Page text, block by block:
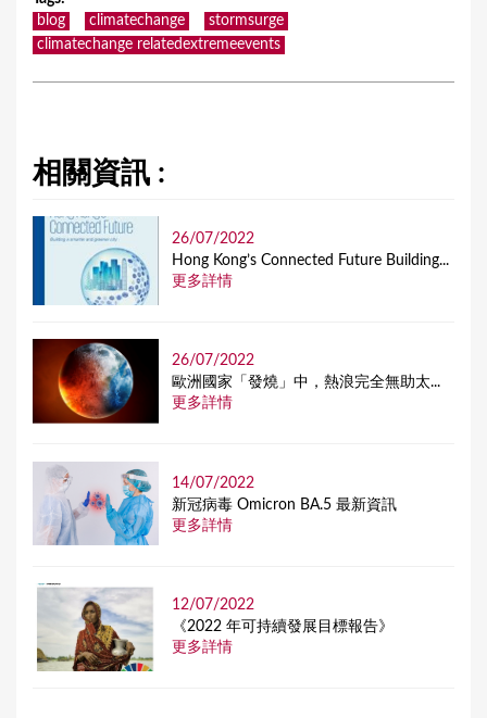
blog
climatechange
stormsurge
climatechange relatedextremeevents
相關資訊 :
26/07/2022
Hong Kong’s Connected Future Building...
更多詳情
26/07/2022
歐洲國家「發燒」中，熱浪完全無助太...
更多詳情
14/07/2022
新冠病毒 Omicron BA.5 最新資訊
更多詳情
12/07/2022
《2022 年可持續發展目標報告》
更多詳情